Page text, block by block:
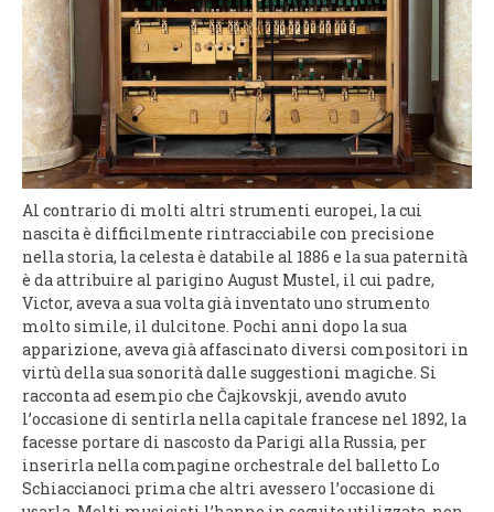
Al contrario di molti altri strumenti europei, la cui
nascita è difficilmente rintracciabile con precisione
nella storia, la celesta è databile al 1886 e la sua paternità
è da attribuire al parigino August Mustel, il cui padre,
Victor, aveva a sua volta già inventato uno strumento
molto simile, il dulcitone. Pochi anni dopo la sua
apparizione, aveva già affascinato diversi compositori in
virtù della sua sonorità dalle suggestioni magiche. Si
racconta ad esempio che Čajkovskji, avendo avuto
l’occasione di sentirla nella capitale francese nel 1892, la
facesse portare di nascosto da Parigi alla Russia, per
inserirla nella compagine orchestrale del balletto Lo
Schiaccianoci prima che altri avessero l’occasione di